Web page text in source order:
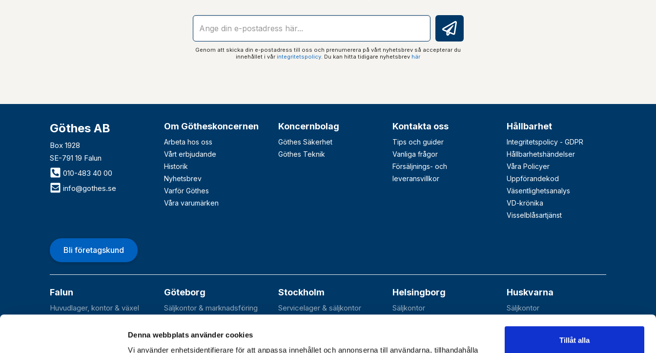
Denna webbplats använder cookies
Vi använder enhetsidentifierare för att anpassa innehållet och annonserna till användarna, tillhandahålla
Tillåt alla
Genom att skicka din e-postadress till oss och prenumerera på vårt nyhetsbrev så accepterar du
innehållet i vår integritetspolicy. Du kan hitta tidigare nyhetsbrev här
Göthes AB
Box 1928
SE-791 19 Falun
010-483 40 00
info@gothes.se
Om Götheskoncernen
Arbeta hos oss
Vårt erbjudande
Historik
Nyhetsbrev
Varför Göthes
Våra varumärken
Koncernbolag
Göthes Säkerhet
Göthes Teknik
Kontakta oss
Tips och guider
Vanliga frågor
Försäljnings- och
leveransvillkor
Hållbarhet
Integritetspolicy - GDPR
Hållbarhetshändelser
Våra Policyer
Uppförandekod
Väsentlighetsanalys
VD-krönika
Visselblåsartjänst
Bli företagskund
Falun
Huvudlager, kontor & växel
Göteborg
Säljkontor & marknadsföring
SE-431 37 Mölndal
Stockholm
Servicelager & säljkontor
Helsingborg
Säljkontor
Huskvarna
Säljkontor